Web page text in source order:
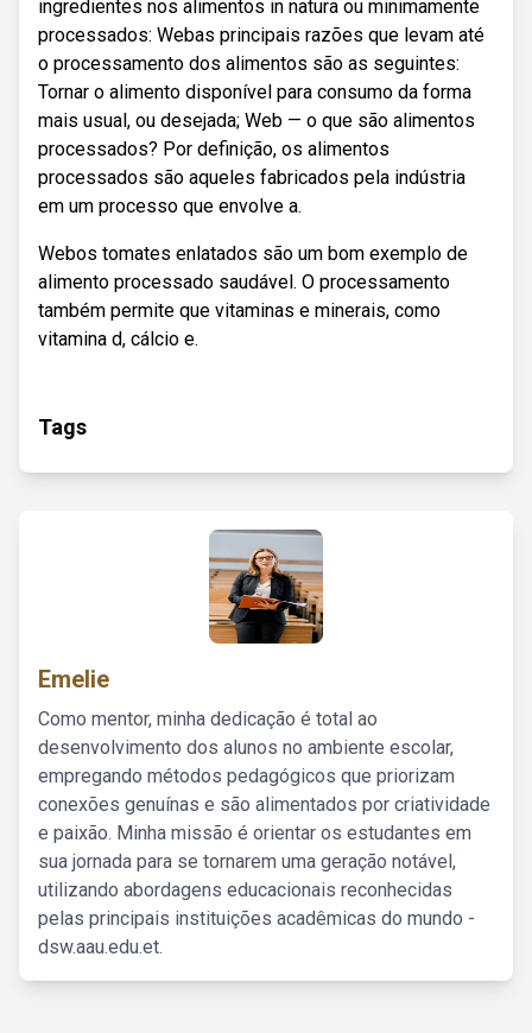
ingredientes nos alimentos in natura ou minimamente
processados: Webas principais razões que levam até
o processamento dos alimentos são as seguintes:
Tornar o alimento disponível para consumo da forma
mais usual, ou desejada; Web — o que são alimentos
processados? Por definição, os alimentos
processados são aqueles fabricados pela indústria
em um processo que envolve a.
Webos tomates enlatados são um bom exemplo de
alimento processado saudável. O processamento
também permite que vitaminas e minerais, como
vitamina d, cálcio e.
Tags
Emelie
Como mentor, minha dedicação é total ao
desenvolvimento dos alunos no ambiente escolar,
empregando métodos pedagógicos que priorizam
conexões genuínas e são alimentados por criatividade
e paixão. Minha missão é orientar os estudantes em
sua jornada para se tornarem uma geração notável,
utilizando abordagens educacionais reconhecidas
pelas principais instituições acadêmicas do mundo -
dsw.aau.edu.et.